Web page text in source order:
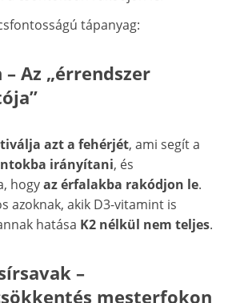
tápanyag:
Az „érrendszer
azt a fehérjét, ami segít a
irányítani, és
hogyaz érfalakba rakódjon le.
azoknak, akik D3-vitamint is
hatása K2 nélkül nem teljes.
–
mesterfokon